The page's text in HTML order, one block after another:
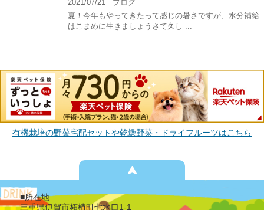
2021/07/21
ブログ
夏！今年もやってきたって感じの暑さですが、水分補給
はこまめに生きましょうさて久し ...
有機栽培の野菜宅配セットや乾燥野菜・ドライフルーツはこちら
■所在地
三重県伊賀市柘植町七水口1-1